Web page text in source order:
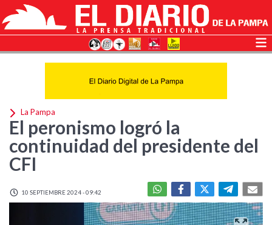
La Pampa
El peronismo logró la
continuidad del presidente del
CFI
10 SEPTIEMBRE 2024 - 09:42